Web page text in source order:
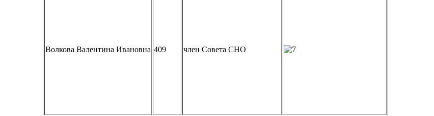
Волкова Валентина Ивановна 409 член Совета СНО